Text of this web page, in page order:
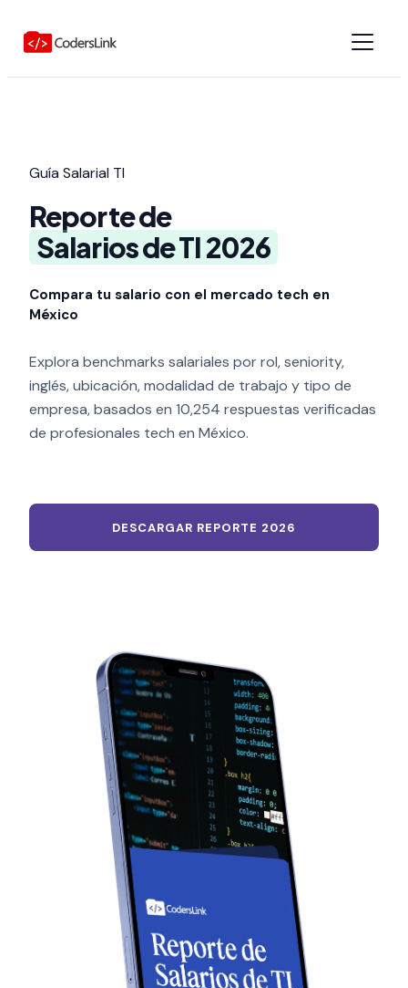
Guía Salarial TI
Reporte de
Salarios de TI 2026
Compara tu salario con el mercado tech en
México
Explora benchmarks salariales por rol, seniority,
inglés, ubicación, modalidad de trabajo y tipo de
empresa, basados en 10,254 respuestas verificadas
de profesionales tech en México.
DESCARGAR REPORTE 2026